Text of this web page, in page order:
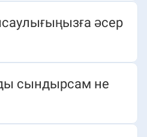
әсер
сындырсам не